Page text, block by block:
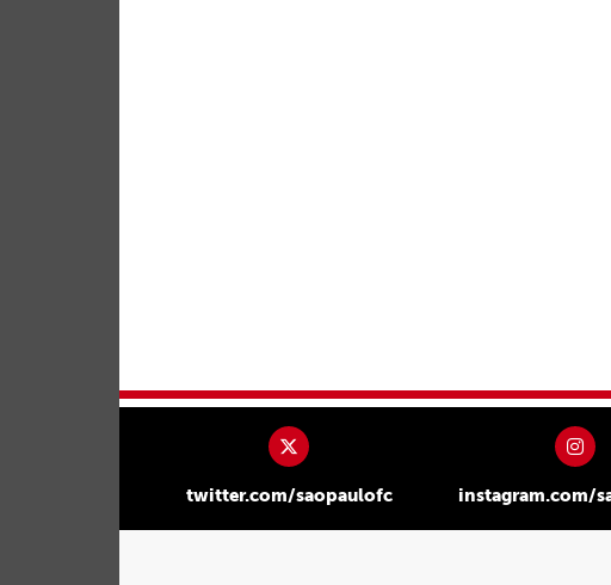
twitter.com/saopaulofc instagram.com/